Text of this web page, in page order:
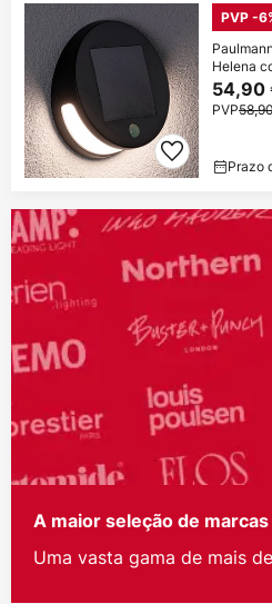
PVP -
Helena
54,90
PVP
Prazo
A maior seleção de
Uma vasta gama de mais